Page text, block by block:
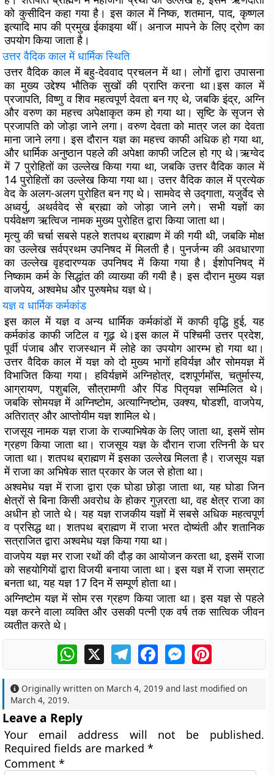
को कुसीदिन कहा गया है। इस काल में निष्क, शतमान, पाद, कृष्णल
इत्यादि माप की प्रमुख ईकाइया थीं। अनाज मापने के लिए द्रोण का
उपयोग किया जाता है।
उत्तर वैदिक काल में धार्मिक स्थिति
उत्तर वैदिक काल में बहु-देववाद प्रचलन में था। लोगों द्वारा उपासना
का मुख्य उद्देश्य भौतिक सुखों की प्राप्ति करना था।इस काल में
प्रजापति, विष्णु व शिव महत्वपूर्ण देवता बन गए थे, जबकि इंद्र, अग्नि
और वरुण का महत्त्व अपेक्षाकृत कम हो गया था। सृष्टि के सृजन से
प्रजापति को जोड़ा जाने लगा। वरुण देवता को मात्र जल का देवता
माना जाने लगा। इस दौरान यज्ञ का महत्त्व काफी अधिक हो गया था,
और धार्मिक अनुष्ठान पहले की अपेक्षा काफी जटिल हो गए थे।ऋग्वेद
में 7 पुरोहितों का उल्लेख किया गया था, जबकि उत्तर वैदिक काल में
14 पुरोहितों का उल्लेख किया गया था। उत्तर वैदिक काल में प्रत्येक
वेद के अलग-अलग पुरोहित बन गए थे। सामवेद से उद्गाता, यजुर्वेद से
अध्वर्यु, अथर्ववेद से ब्रह्मा को जोड़ा जाने लगे। सभी यज्ञों का
पर्यवेक्षण ऋत्विज नामक मुख्य पुरोहित द्वारा किया जाता था।
मृत्यु की चर्चा सबसे पहले शतपथ ब्राह्मण में की गयी थी, जबकि मोक्ष
का उल्लेख सर्वप्रथम उपनिषद में मिलती है। पुनर्जन्म की अवधारणा
का उल्लेख वृहदारण्यक उपनिषद में किया गया है। ईशोपनिषद् में
निष्काम कर्म के सिद्धांत की व्याख्या की गयी है। इस दौरान मुख्य यज्ञ
वाजपेय, अश्वमेध और पुरुषमेध यज्ञ थे।
यज्ञ व धार्मिक कर्मकांड
इस काल में यज्ञ व अन्य धार्मिक कर्मकांडों में काफी वृद्धि हुई, यह
कर्मकांड काफी जटिल व गूढ़ थे।इस काल में पश्चिमी उत्तर प्रदेश,
पूर्वी पंजाब और राजस्थान में लोहे का उपयोग आरम्भ हो गया था।
उत्तर वैदिक काल में यज्ञ को दो मुख्य भागों हविर्यज्ञ और सोमयज्ञ में
विभाजित किया गया। हविर्यज्ञमें अग्निहोत्र, दशपूर्णमॉस, चतुर्मास्य,
आग्रायण, पशुबलि, सौत्रामणी और पिंड पितृयज्ञ सम्मिलित थे।
जबकि सोमयज्ञ में अग्निष्टोम, अत्याग्निष्टोम, उक्श्य, षोडशी, वाजपेय,
अतिरात्र और आप्तोयीम यज्ञ शामिल थे।
राजसूय नामक यज्ञ राजा के राज्याभिषेक के लिए जाता था, इसमें सोम
ग्रहण किया जाता था। राजसूय यज्ञ के दौरान राजा रत्निनी के घर
जाता था। शतपथ ब्राह्मण में इसका उल्लेख मिलता है। राजसूय यज्ञ
में राजा का अभिषेक सात प्रकार के जल से होता था।
अश्वमेध यज्ञ में राजा द्वारा एक घोडा छोड़ा जाता था, यह घोडा जिन
क्षेत्रों से बिना किसी अवरोध के होकर गुज़रता था, वह क्षेत्र राजा का
अधीन हो जाते थे। यह यज्ञ राजकीय यज्ञों में सबसे अधिक महत्वपूर्ण
व प्रसिद्ध था। शतपथ ब्राह्मण में राजा भरत दोष्यंती और शतानिक
सत्राजित द्वारा अश्वमेध यज्ञ किया गया था।
वाजपेय यज्ञ मर राजा रथों की दौड़ का आयोजन करता था, इसमें राजा
को सहयोगियों द्वारा विजयी बनाया जाता था। इस यज्ञ में राजा सम्राट
बनता था, यह यज्ञ 17 दिन में सम्पूर्ण होता था।
अग्निष्टोम यज्ञ में सोम रस ग्रहण किया जाता था। इस यज्ञ से पहले
यज्ञ करने वाला व्यक्ति और उसकी पत्नी एक वर्ष तक सात्विक जीवन
व्यतीत करते थे।
WhatsApp
X TelegramFacebookMessengerPinterest
Originally written on March 4, 2019 and last modified on
March 4, 2019.
Leave a Reply
Your email address will not be published.
Required fields are marked*
Comment*